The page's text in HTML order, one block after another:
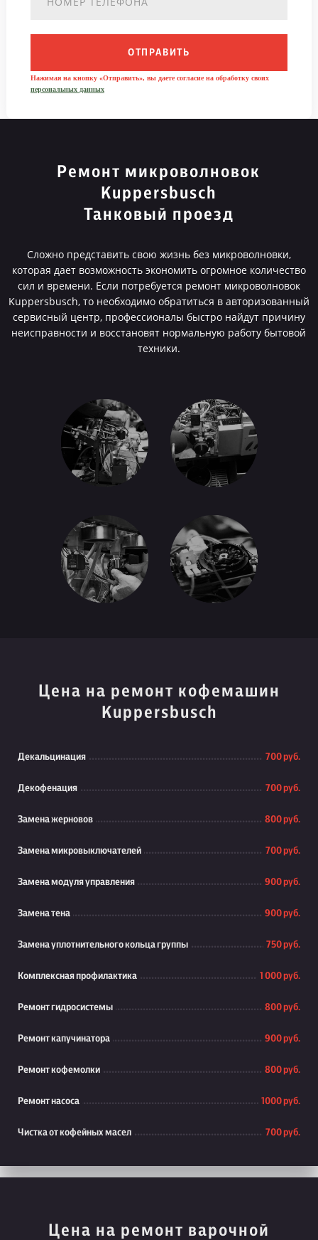
ОТПРАВИТЬ
Нажимая на кнопку «Отправить», вы даете согласие на обработку своих
персональных данных
Ремонт микроволновок
Kuppersbusch
Танковый проезд
Сложно представить свою жизнь без микроволновки,
которая дает возможность экономить огромное количество
сил и времени. Если потребуется ремонт микроволновок
Kuppersbusch, то необходимо обратиться в авторизованный
сервисный центр, профессионалы быстро найдут причину
неисправности и восстановят нормальную работу бытовой
техники.
Цена на ремонт кофемашин
Kuppersbusch
Декальцинация 700 руб.
Декофенация 700 руб.
Замена жерновов 800 руб.
Замена микровыключателей 700 руб.
Замена модуля управления 900 руб.
Замена тена 900 руб.
Замена уплотнительного кольца группы 750 руб.
Комплексная профилактика 1 000 руб.
Ремонт гидросистемы 800 руб.
Ремонт капучинатора 900 руб.
Ремонт кофемолки 800 руб.
Ремонт насоса 1000 руб.
Чистка от кофейных масел 700 руб.
Цена на ремонт варочной